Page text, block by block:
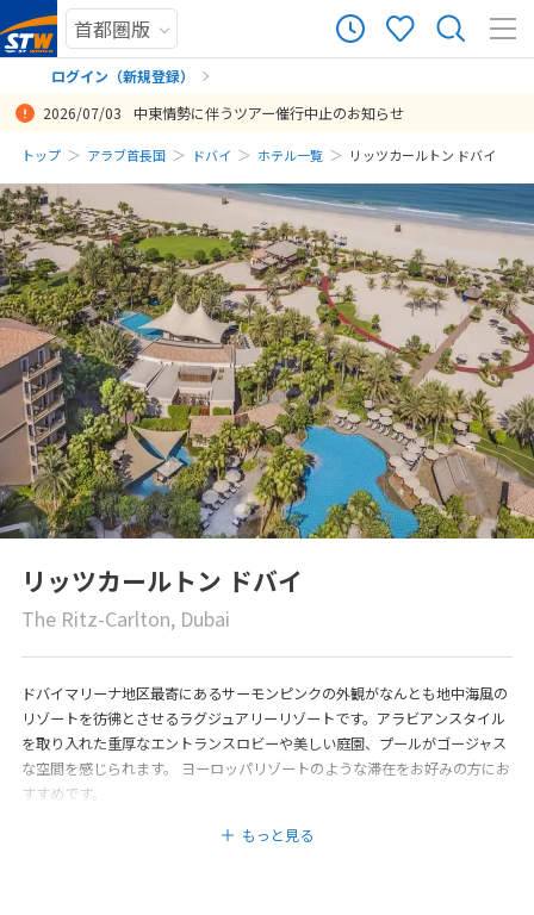
ログイン（新規登録）
まだ履歴がありません
まだ登録がありません
2026/07/03 中東情勢に伴うツアー催行中止のお知らせ
トップ アラブ首長国 ドバイ ホテル一覧 リッツカールトン ドバイ
リッツカールトン ドバイ
The Ritz-Carlton, Dubai
ドバイマリーナ地区最寄にあるサーモンピンクの外観がなんとも地中海風の
リゾートを彷彿とさせるラグジュアリーリゾートです。アラビアンスタイル
を取り入れた重厚なエントランスロビーや美しい庭園、プールがゴージャス
な空間を感じられます。 ヨーロッパリゾートのような滞在をお好みの方にお
すすめです。
もっと見る